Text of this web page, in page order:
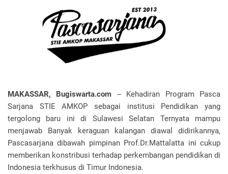
MAKASSAR, Bugiswarta.com -- Kehadiran Program Pasca
Sarjana STIE AMKOP sebagai institusi Pendidikan yang
tergolong baru ini di Sulawesi Selatan Ternyata mampu
menjawab Banyak keraguan kalangan diawal didirikannya,
Pascasarjana dibawah pimpinan Prof.Dr.Mattalatta ini cukup
memberikan konstribusi terhadap perkembangan pendidikan di
Indonesia terkhusus di Timur Indonesia.